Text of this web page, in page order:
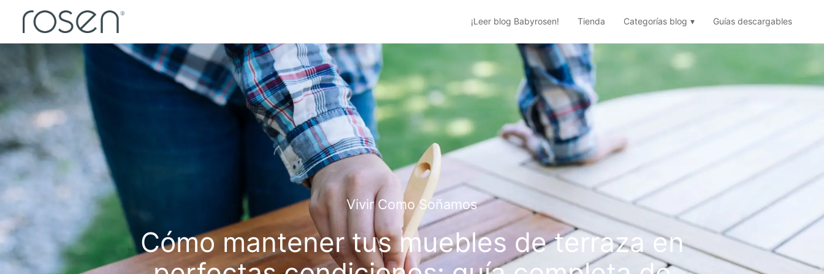
¡Leer blog Babyrosen! Tienda Categorías blog Guías descargables
Vivir Como Soñamos
Cómo mantener tus muebles de terraza en